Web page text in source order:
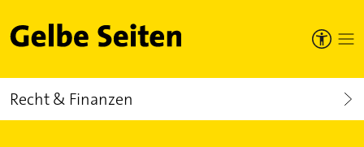
Gelbe Seiten
Recht & Finanzen